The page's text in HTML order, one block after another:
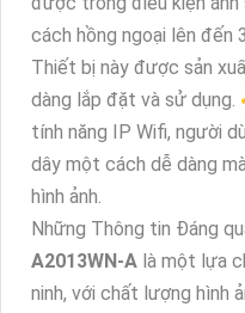
cách hồng ngoại lên đến
Thiết bị này được sản
dàng lắp đặt và sử
tính năng IP Wifi, người
dây một cách dễ dàng
hình ảnh.
Những Thông tin Đáng
A2013WN-A là một lựa
ninh, với chất lượng hình